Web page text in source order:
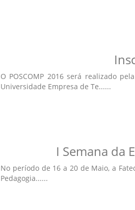
O POSCOMP 2016 será realizado
Universidade Empresa de Te......
I Semana da
No período de 16 a 20 de Maio, a
Pedagogia......